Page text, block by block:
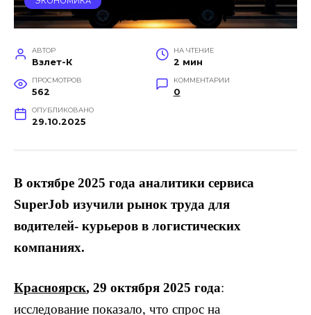
АВТОР
Взлет-К
НА ЧТЕНИЕ
2 мин
ПРОСМОТРОВ
562
КОММЕНТАРИИ
0
ОПУБЛИКОВАНО
29.10.2025
В октябре 2025 года аналитики сервиса
SuperJob изучили рынок труда для
водителей- курьеров в логистических
компаниях.
Красноярск, 29 октября 2025 года:
исследование показало, что спрос на